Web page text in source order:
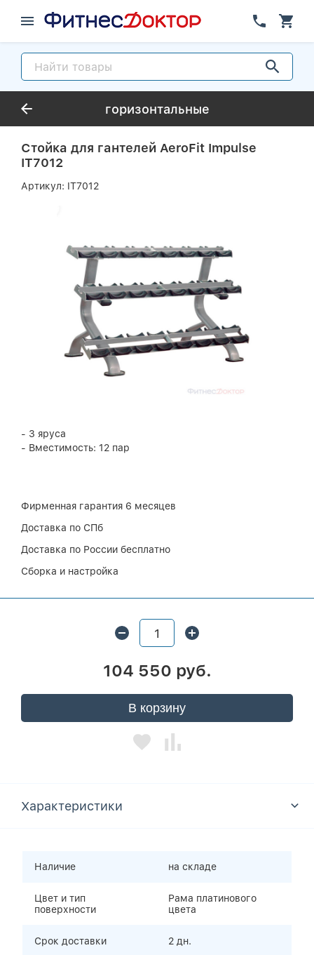
горизонтальные
Стойка для гантелей AeroFit Impulse
IT7012
Артикул: IT7012
- 3 яруса
- Вместимость: 12 пар
Фирменная гарантия 6 месяцев
Доставка по СПб
Доставка по России бесплатно
Сборка и настройка
104 550 руб.
В корзину
Характеристики
Наличие на складе
Цвет и тип
поверхности
Рама платинового
цвета
Срок доставки 2 дн.